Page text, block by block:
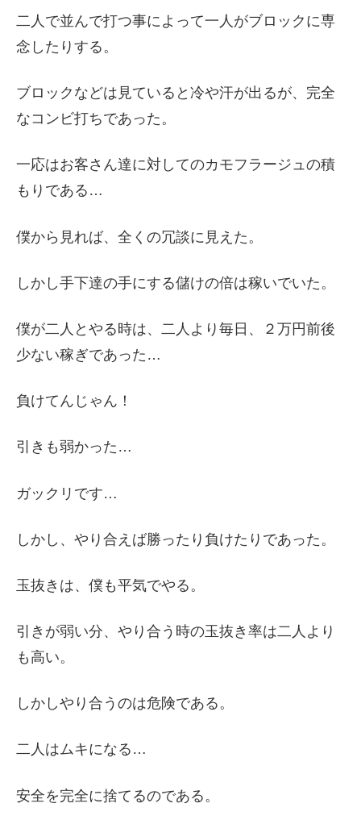
二人で並んで打つ事によって一人がブロックに専
念したりする。
ブロックなどは見ていると冷や汗が出るが、完全
なコンビ打ちであった。
一応はお客さん達に対してのカモフラージュの積
もりである…
僕から見れば、全くの冗談に見えた。
しかし手下達の手にする儲けの倍は稼いでいた。
僕が二人とやる時は、二人より毎日、２万円前後
少ない稼ぎであった…
負けてんじゃん！
引きも弱かった…
ガックリです…
しかし、やり合えば勝ったり負けたりであった。
玉抜きは、僕も平気でやる。
引きが弱い分、やり合う時の玉抜き率は二人より
も高い。
しかしやり合うのは危険である。
二人はムキになる…
安全を完全に捨てるのである。